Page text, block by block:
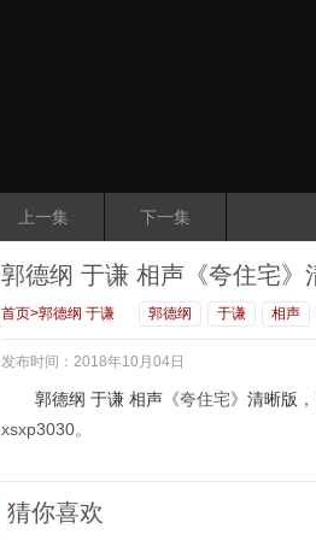
上一集 下一集
郭德纲 于谦 相声《夸住宅》
首页>郭德纲 于谦 郭德纲 于谦 相声
发布时间：2018年10月04日
郭德纲 于谦 相声 《夸住宅》 清晰版
xsxp3030。
猜你喜欢